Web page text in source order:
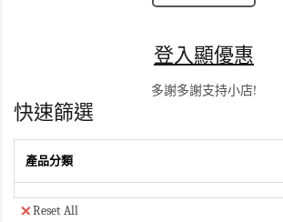
登入顯優惠
多謝多謝支持小店!
快速篩選
產品分類
Reset All